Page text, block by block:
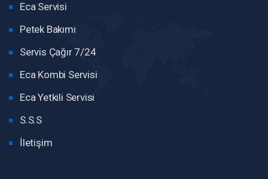
Eca Servisi
Petek Bakımı
Servis Çağır 7/24
Eca Kombi Servisi
Eca Yetkili Servisi
S.S.S
İletişim